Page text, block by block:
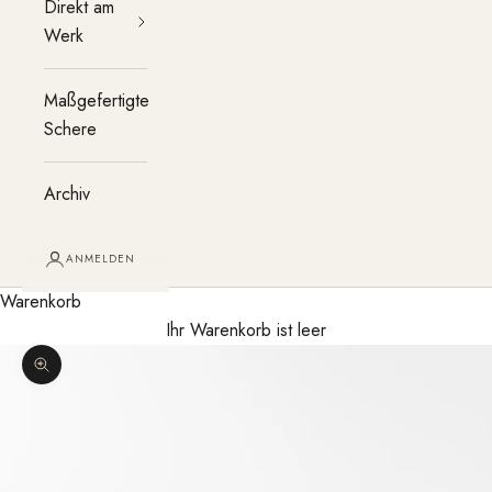
Direkt am
Werk
Maßgefertigte
Schere
Archiv
ANMELDEN
Warenkorb
Ihr Warenkorb ist leer
Bild vergrößern